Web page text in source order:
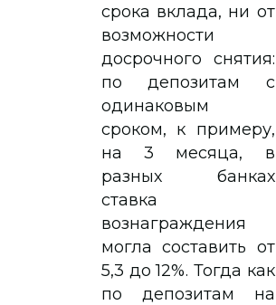
срока вклада, ни от
возможности
досрочного снятия:
по депозитам с
одинаковым
сроком, к примеру,
на 3 месяца, в
разных банках
ставка
вознаграждения
могла составить от
5,3 до 12%. Тогда как
по депозитам на